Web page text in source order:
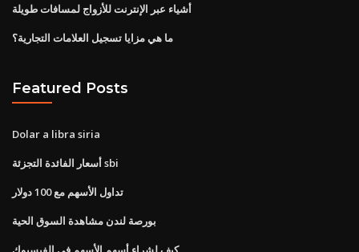
أشياء عبر الإنترنت للأزواج لمسافات طويلة
ما هي مزايا تسجيل العلامات التجارية؟
Featured Posts
Dolar a libra siria
أسعار الفائدة التجزئة sbi
تداول الأسهم مع 100 دولار
بورصة لندن مشاهدة السوق الحية